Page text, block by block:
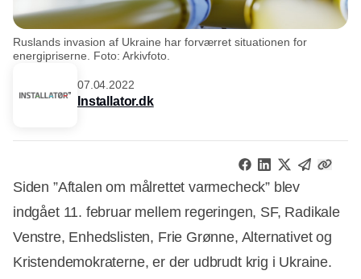
Ruslands invasion af Ukraine har forværret situationen for
energipriserne. Foto: Arkivfoto.
07.04.2022
Installator.dk
Siden ”Aftalen om målrettet varmecheck” blev
indgået 11. februar mellem regeringen, SF, Radikale
Venstre, Enhedslisten, Frie Grønne, Alternativet og
Kristendemokraterne, er der udbrudt krig i Ukraine.